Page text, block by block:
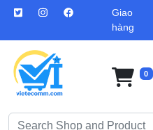
Giao
hàng
0